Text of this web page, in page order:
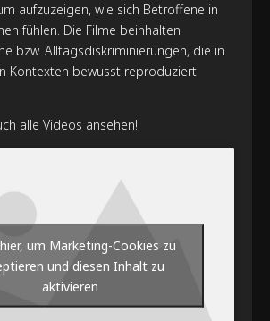
aufzuzeigen, wie sich Betroffene in
fühlen. Die Filme beinhalten
bzw. Alltagsdiskriminierungen, die in
Kontexten bewusst reproduziert
alle Videos ansehen!
um Marketing-Cookies zu
und diesen Inhalt zu
aktivieren